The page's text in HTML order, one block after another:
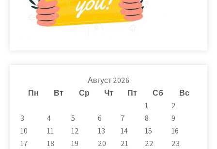
Август 2026
Пн
Вт Ср Чт Пт Сб
Вс
1
2
3
4 5 6 7 8
9
10
11 12 13 14 15
16
17
18 19 20 21 22
23